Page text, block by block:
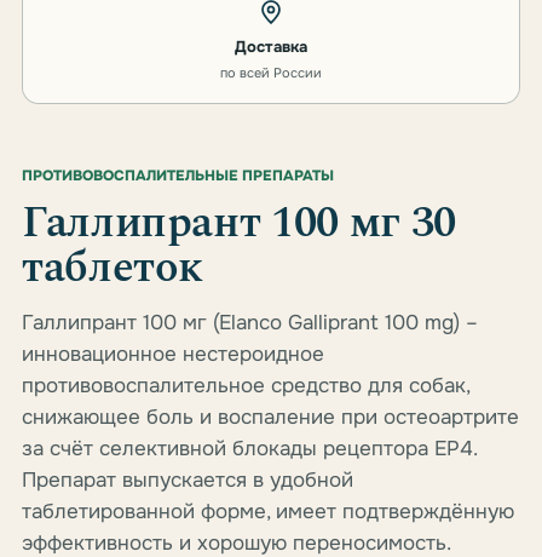
Доставка
по всей России
ПРОТИВОВОСПАЛИТЕЛЬНЫЕ ПРЕПАРАТЫ
Галлипрант 100 мг 30
таблеток
Галлипрант 100 мг (Elanco Galliprant 100 mg) –
инновационное нестероидное
противовоспалительное средство для собак,
снижающее боль и воспаление при остеоартрите
за счёт селективной блокады рецептора EP4.
Препарат выпускается в удобной
таблетированной форме, имеет подтверждённую
эффективность и хорошую переносимость.